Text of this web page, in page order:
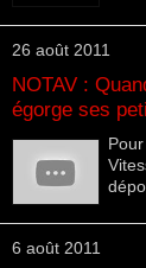
26 août 2011
NOTAV :
égorge ses
6 août 2011